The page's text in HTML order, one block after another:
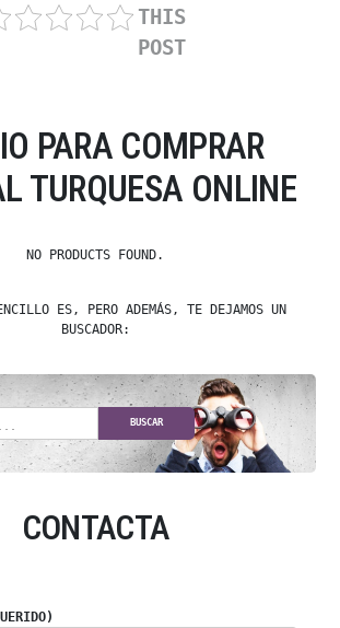
THIS
POST
PARA COMPRAR
TURQUESA ONLINE
NO PRODUCTS FOUND.
ES, PERO ADEMÁS, TE DEJAMOS UN
BUSCADOR:
BUSCAR
CONTACTA